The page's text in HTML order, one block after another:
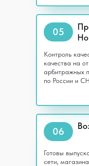
Готовы
сети,
Контроль
качества на
арбитражных
по России и
06
05